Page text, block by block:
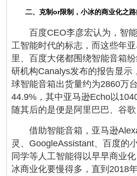
二、克制or限制，小冰的商业化之路
百度CEO李彦宏认为，智能
工智能时代的标志，而这些年
里、百度大佬都围绕智能音箱
研机构Canalys发布的报告显示
球智能音箱出货量约为2860万
44.9%，其中亚马逊Echo以
随其后的是便是阿里巴巴、谷歌
借助智能音箱，亚马逊
灵、GoogleAssistant、百度的
同学等人工智能得以早早商业
冰商业化要慢得多，直到2018